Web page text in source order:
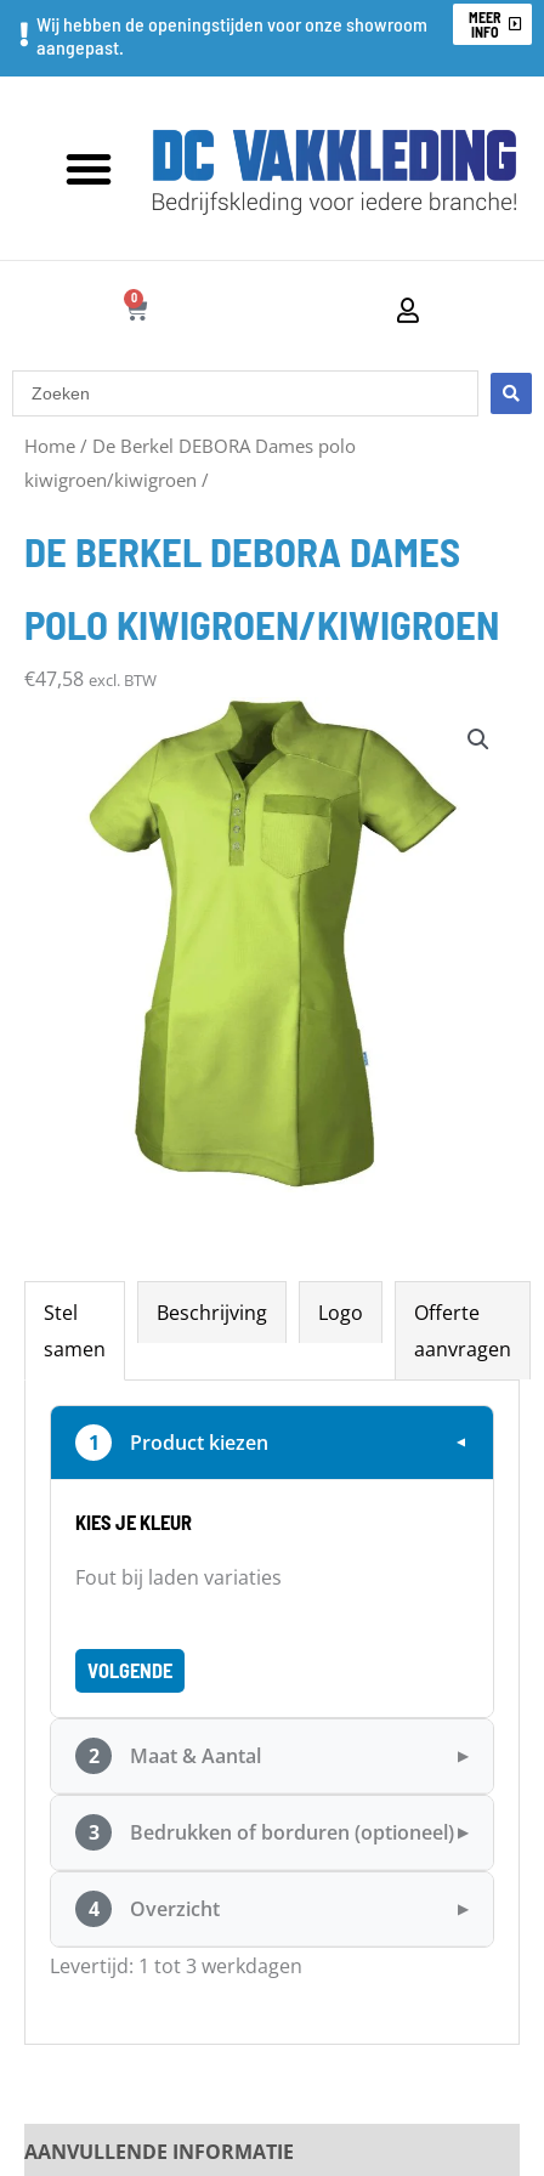
Ga
naar
Wij hebben de openingstijden voor onze showroom
aangepast.
MEER
INFO
0
WINKELWAGEN
Search
...
Home / De Berkel DEBORA Dames polo
kiwigroen/kiwigroen /
DE BERKEL DEBORA DAMES
POLO KIWIGROEN/KIWIGROEN
€47,58 excl. BTW
Stel
samen
Beschrijving Logo
Offerte
aanvragen
1 Product kiezen ▼
KIES JE KLEUR
Fout bij laden variaties
VOLGENDE
2 Maat & Aantal ▶
3 Bedrukken of borduren (optioneel)▶
4 Overzicht ▶
Levertijd: 1 tot 3 werkdagen
AANVULLENDE INFORMATIE